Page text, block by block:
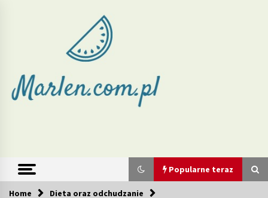
i zdrowe diety
Popularne teraz
Home Dieta oraz odchudzanie